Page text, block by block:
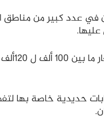
في عدد كبير من مناطق
حديدية خاصة بها